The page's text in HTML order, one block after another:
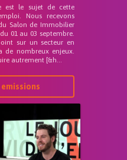
est le sujet de cette
Nous recevons
Salon de Immobilier
01 au 03 septembre.
sur un secteur en
de nombreux enjeux.
autrement [&h...